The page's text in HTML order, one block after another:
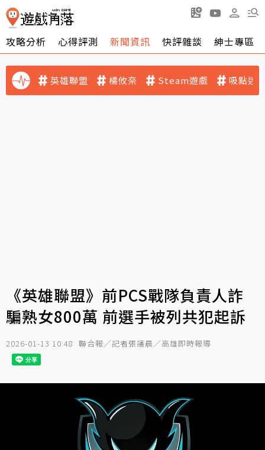
攻略分析 心得評測 新聞資訊 快評雜談 紳士專區
英雄聯盟 橘攸奈 Steam遊戲 吸點迷
《英雄聯盟》前PCS戰隊負責人詐
騙熟女800萬 前選手被列共犯起訴
2026-01-13 10:48 聯合報／記者張議晨／高雄即時報導